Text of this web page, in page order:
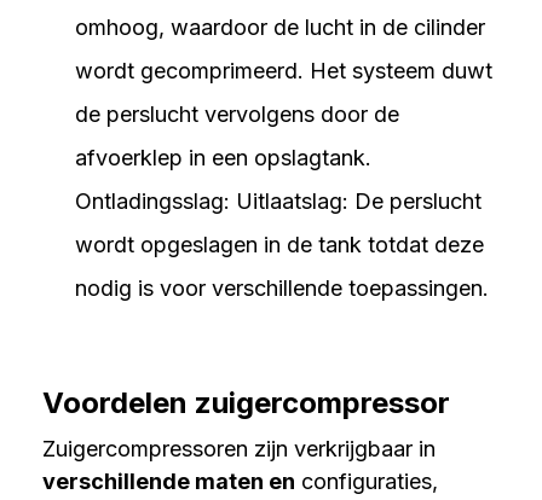
omhoog, waardoor de lucht in de cilinder
wordt gecomprimeerd. Het systeem duwt
de perslucht vervolgens door de
afvoerklep in een opslagtank.
Ontladingsslag: Uitlaatslag: De perslucht
wordt opgeslagen in de tank totdat deze
nodig is voor verschillende toepassingen.
Voordelen zuigercompressor
Zuigercompressoren zijn verkrijgbaar in
verschillende maten en configuraties,